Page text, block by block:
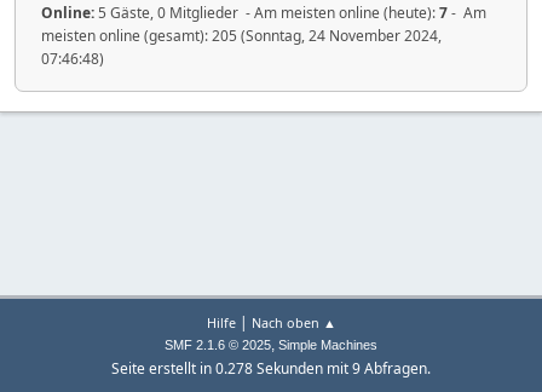
Online:5 Gäste, 0 Mitglieder - Am meisten online (heute):7- Am
meisten online (gesamt): 205 (Sonntag, 24 November 2024,
07:46:48)
Hilfe| Nach oben ▲
SMF 2.1.6 © 2025, Simple Machines
Seite erstellt in 0.278 Sekunden mit 9 Abfragen.